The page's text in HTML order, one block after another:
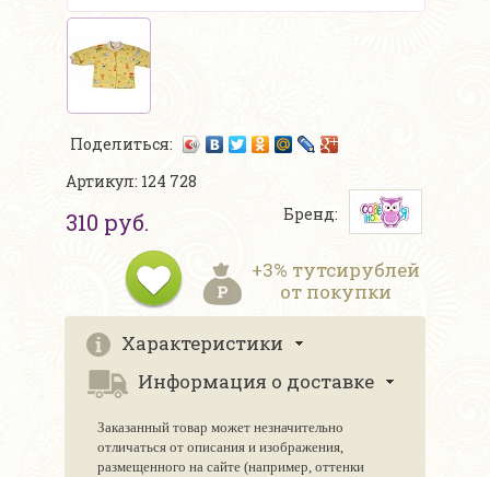
Поделиться:
Артикул: 124 728
310 руб. Бренд:
+3% тутсирублей
от покупки
Характеристики
Информация о доставке
Заказанный товар может незначительно
отличаться от описания и изображения,
размещенного на сайте (например, оттенки